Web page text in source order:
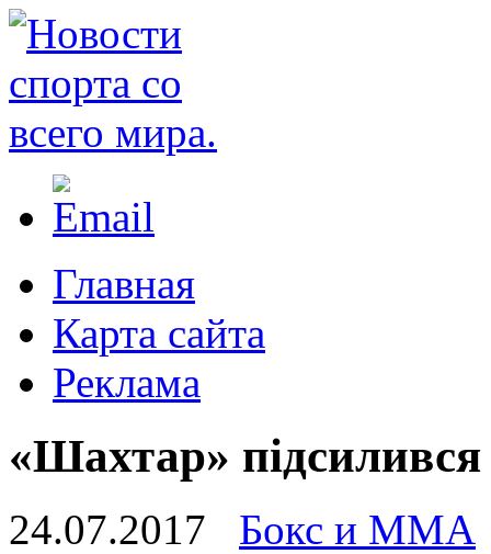
Главная
Карта сайта
Реклама
«Шахтар»
24.07.2017 Бокс и ММА